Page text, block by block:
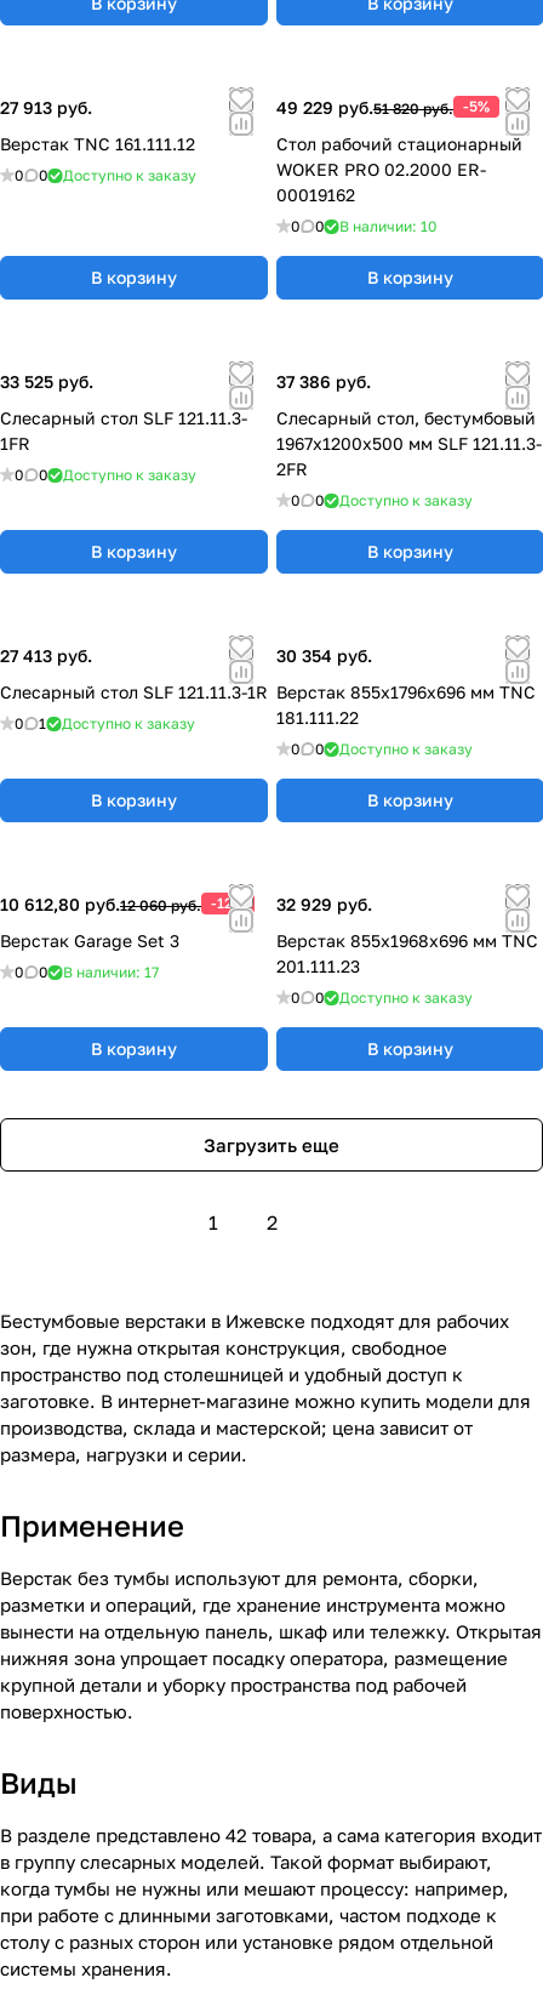
27 913 руб.
Верстак TNC 161.111.12
0 0 Доступно к заказу
В корзину
49 229 руб.51 820 руб. -5%
Стол рабочий стационарный
WOKER PRO 02.2000 ER-
00019162
0 0 В наличии: 10
В корзину
33 525 руб.
Слесарный стол SLF 121.11.3-
1FR
0 0 Доступно к заказу
В корзину
37 386 руб.
Слесарный стол, бестумбовый
1967x1200x500 мм SLF 121.11.3-
2FR
0 0 Доступно к заказу
В корзину
27 413 руб.
Слесарный стол SLF 121.11.3-1R
0 1 Доступно к заказу
В корзину
30 354 руб.
Верстак 855x1796x696 мм TNC
181.111.22
0 0 Доступно к заказу
В корзину
10 612,80 руб.12 060 руб. -12%
Верстак Garage Set 3
0 0 В наличии: 17
В корзину
32 929 руб.
Верстак 855x1968x696 мм TNC
201.111.23
0 0 Доступно к заказу
В корзину
Загрузить еще
1 2
Бестумбовые верстаки в Ижевске подходят для рабочих
зон, где нужна открытая конструкция, свободное
пространство под столешницей и удобный доступ к
заготовке. В интернет-магазине можно купить модели для
производства, склада и мастерской; цена зависит от
размера, нагрузки и серии.
Применение
Верстак без тумбы используют для ремонта, сборки,
разметки и операций, где хранение инструмента можно
вынести на отдельную панель, шкаф или тележку. Открытая
нижняя зона упрощает посадку оператора, размещение
крупной детали и уборку пространства под рабочей
поверхностью.
Виды
В разделе представлено 42 товара, а сама категория входит
в группу слесарных моделей. Такой формат выбирают,
когда тумбы не нужны или мешают процессу: например,
при работе с длинными заготовками, частом подходе к
столу с разных сторон или установке рядом отдельной
системы хранения.